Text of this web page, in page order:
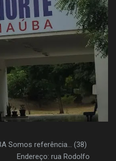
Somos referência... (38)
Endereço: rua Rodolfo